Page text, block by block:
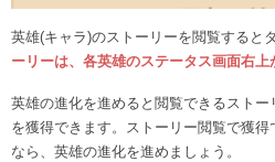
英雄(キャラ)のストーリーを閲覧すると
ーリーは、各英雄のステータス画面右上
英雄の進化を進めると閲覧できるスト
を獲得できます。ストーリー閲覧で獲
なら、英雄の進化を進めましょう。